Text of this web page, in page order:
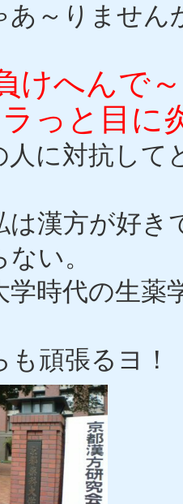
あ～りませ
けへんで
っと目に
人に対抗し
は漢方が好き
い。
学時代の生薬
も頑張るヨ！